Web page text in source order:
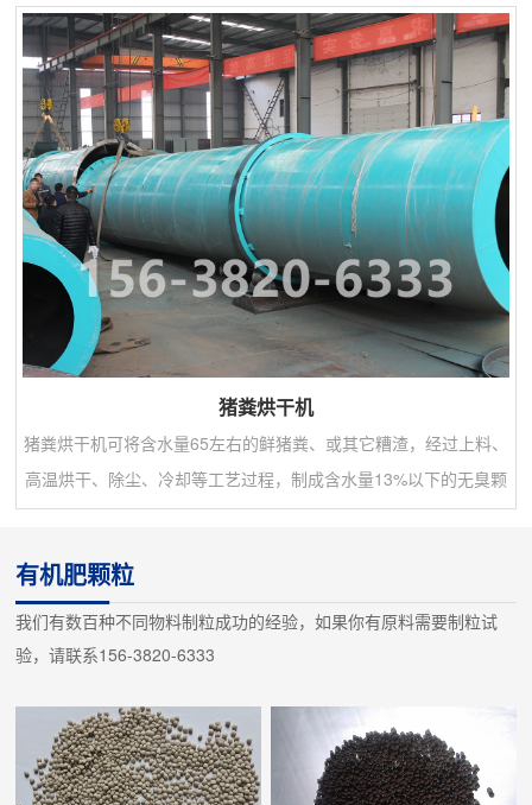
料充分搅拌混合。该搅拌机寿命长、节能省电、体积小、搅拌速度
快、可连续不断工作，特别适合广大城乡建筑工程使用。该机主要
用于原料的混合。(盘内采用聚丙烯板内衬或不锈钢板)，因此，不
易粘料。耐磨损，采用摆线针轮减速机具有结构...
猪粪烘干机
猪粪烘干机可将含水量65左右的鲜猪粪、或其它糟渣，经过上料、
高温烘干、除尘、冷却等工艺过程，制成含水量13%以下的无臭颗
粒状成品，可用做有机肥或饲料的主要原料。猪粪烘干机可将含水
却等工艺过程，制成含水量13%以下的无臭颗粒状成品，可用做有
机肥或饲料的主要原料。猪粪烘干机操作弹性大、干燥成本低。适
应性强、可靠性高。处理能力大，燃料消耗...
有机肥颗粒
我们有数百种不同物料制粒成功的经验，如果你有原料需要制粒试
验，请联系156-3820-6333